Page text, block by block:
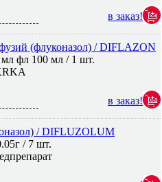
в заказ!
(флуконазол) / DIFLAZON
фл 100 мл / 1 шт.
в заказ!
/ DIFLUZOLUM
/ 7 шт.